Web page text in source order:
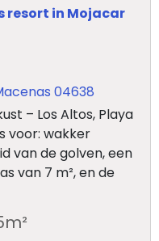
resort in Mojacar
04638
– Los Altos, Playa
voor: wakker
van de golven, een
van 7 m², en de
m²